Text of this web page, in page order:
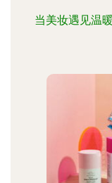
当美妆遇见温